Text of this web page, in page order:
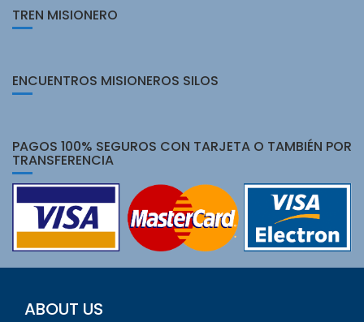
TREN MISIONERO
ENCUENTROS MISIONEROS SILOS
PAGOS 100% SEGUROS CON TARJETA O TAMBIÉN POR
TRANSFERENCIA
ABOUT US